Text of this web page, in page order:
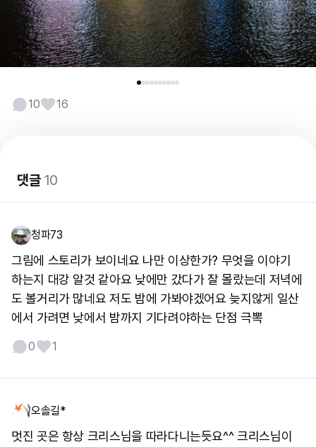
10 16
댓글10
청파73
그림에 스토리가 보이네요 나만 이상한가? 무엇을 이야기
하는지 대강 알것 같아요 낮에만 갔다가 잘 몰랐는데 저녁에
도 볼거리가 많네요 저도 밤에 가봐야겠어요 늦지않게 일산
에서 가려면 낮에서 밤까지 기다려야하는 단점 극뽁
0 1
오솔길*
멋진 곳은 항상 크리스님을 따라다니는듯요^^ 크리스님이